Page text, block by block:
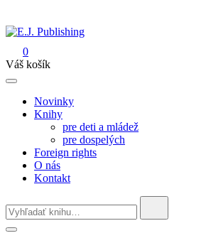
to
content
E.J. Publishing
0
Váš košík
Novinky
Knihy
pre deti a mládež
pre dospelých
Foreign rights
O nás
Kontakt
for: